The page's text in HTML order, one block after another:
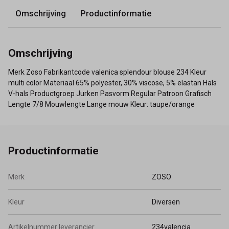
Omschrijving Productinformatie
Omschrijving
Merk Zoso Fabrikantcode valenica splendour blouse 234 Kleur
multi color Materiaal 65% polyester, 30% viscose, 5% elastan Hals
V-hals Productgroep Jurken Pasvorm Regular Patroon Grafisch
Lengte 7/8 Mouwlengte Lange mouw Kleur: taupe/orange
Productinformatie
Merk ZOSO
Kleur Diversen
Artikelnummer leverancier 234valencia